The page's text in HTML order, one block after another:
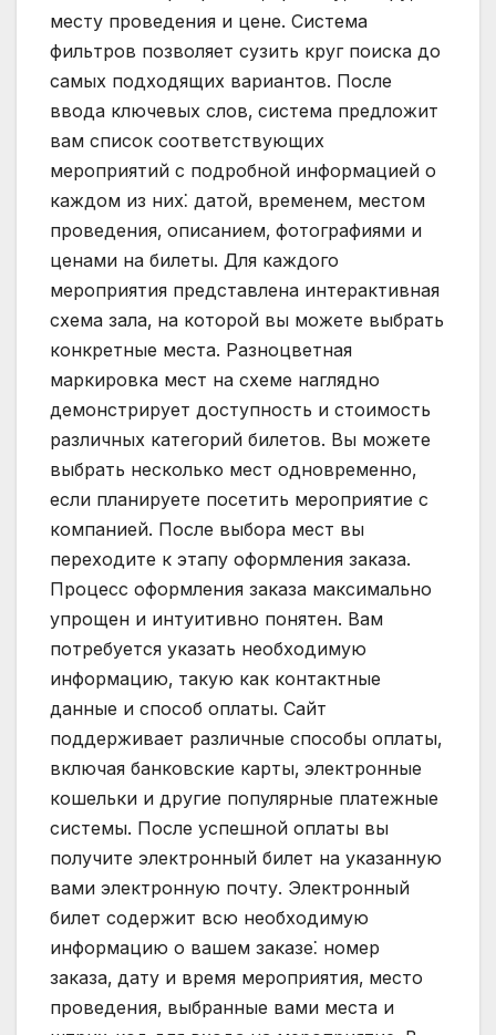
месту проведения и цене. Система
фильтров позволяет сузить круг поиска до
самых подходящих вариантов. После
ввода ключевых слов‚ система предложит
вам список соответствующих
мероприятий с подробной информацией о
каждом из них⁚ датой‚ временем‚ местом
проведения‚ описанием‚ фотографиями и
ценами на билеты. Для каждого
мероприятия представлена интерактивная
схема зала‚ на которой вы можете выбрать
конкретные места. Разноцветная
маркировка мест на схеме наглядно
демонстрирует доступность и стоимость
различных категорий билетов. Вы можете
выбрать несколько мест одновременно‚
если планируете посетить мероприятие с
компанией. После выбора мест вы
переходите к этапу оформления заказа.
Процесс оформления заказа максимально
упрощен и интуитивно понятен. Вам
потребуется указать необходимую
информацию‚ такую как контактные
данные и способ оплаты. Сайт
поддерживает различные способы оплаты‚
включая банковские карты‚ электронные
кошельки и другие популярные платежные
системы. После успешной оплаты вы
получите электронный билет на указанную
вами электронную почту. Электронный
билет содержит всю необходимую
информацию о вашем заказе⁚ номер
заказа‚ дату и время мероприятия‚ место
проведения‚ выбранные вами места и